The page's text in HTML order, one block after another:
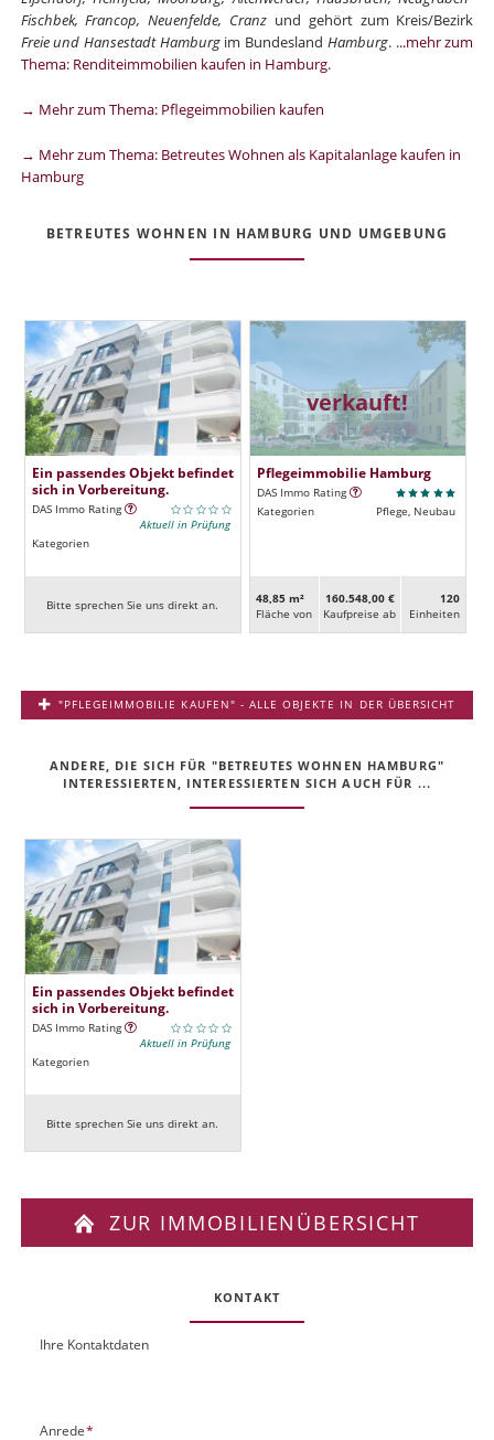
Fischbek, Francop, Neuenfelde, Cranz und gehört zum Kreis/Bezirk
Freie und Hansestadt Hamburgim Bundesland Hamburg. ...mehr zum
Thema: Renditeimmobilien kaufen in Hamburg.
→ Mehr zum Thema: Pflegeimmobilien kaufen
→ Mehr zum Thema: Betreutes Wohnen als Kapitalanlage kaufen in
Hamburg
BETREUTES WOHNEN IN HAMBURG UND UMGEBUNG
Ein passendes Objekt befindet
sich in Vorbereitung.
DAS Immo Rating
Aktuell in Prüfung
Kategorien
Bitte sprechen Sie uns direkt an.
verkauft!
Pflegeimmobilie Hamburg
DAS Immo Rating
Kategorien
Pflege, Neubau
48,85 m²
Fläche von
160.548,00 €
Kaufpreise ab
120
Ein­heiten
"PFLEGEIMMOBILIE KAUFEN" - ALLE OBJEKTE IN DER ÜBERSICHT
ANDERE, DIE SICH FÜR "BETREUTES WOHNEN HAMBURG"
INTERESSIERTEN, INTERESSIERTEN SICH AUCH FÜR ...
Ein passendes Objekt befindet
sich in Vorbereitung.
DAS Immo Rating
Aktuell in Prüfung
Kategorien
Bitte sprechen Sie uns direkt an.
ZUR IMMOBILIENÜBERSICHT
KONTAKT
OUIhre Kontaktdaten
P
Anrede*